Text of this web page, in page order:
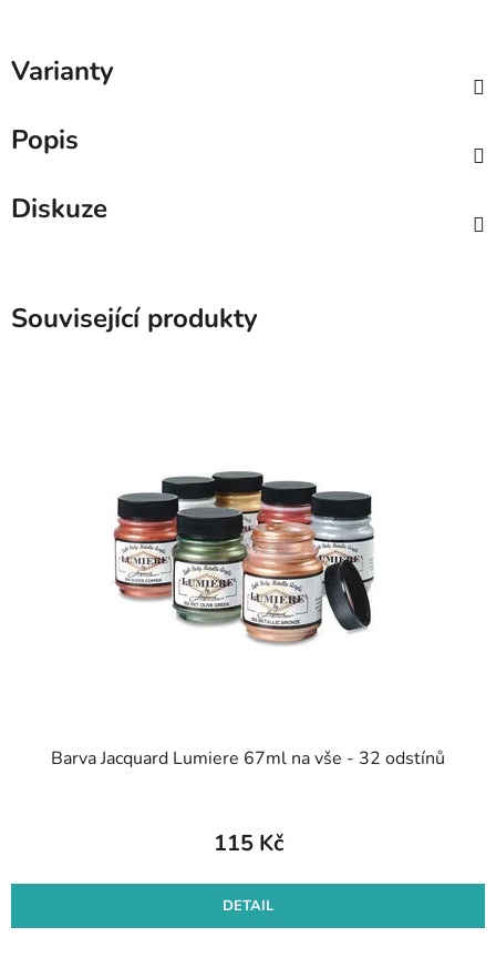
Varianty
Popis
Diskuze
Související produkty
Barva Jacquard Lumiere 67ml na vše - 32 odstínů
115 Kč
DETAIL